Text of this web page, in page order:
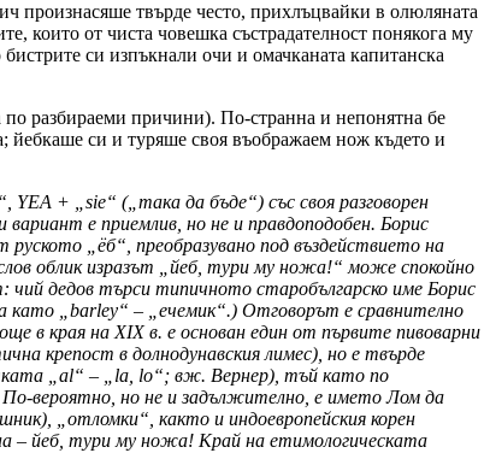
произнасяше твърде често, прихлъцвайки в олюляната
които от чиста човешка състрадателност понякога му
си изпъкнали очи и омачканата капитанска
разбираеми причини). По-странна и непонятна бе
йебкаше си и туряше своя въображаем нож където и
+ „sie“ („така да бъде“) със своя разговорен
е приемлив, но не и правдоподобен. Борис
„ёб“, преобразувано под въздействието на
облик изразът „йеб, тури му ножа!“ може спокойно
чий дедов търси типичното старобългарско име Борис
като „barley“ – „ечемик“.) Отговорът е сравнително
в края на ХIХ в. е основан един от първите пивоварни
крепост в долнодунавския лимес), но е твърде
„аl“ – „la, lo“; вж. Вернер), тъй като по
По-вероятно, но не и задължително, е името Лом да
„отломки“, както и индоевропейския корен
– йеб, тури му ножа! Край на етимологическата